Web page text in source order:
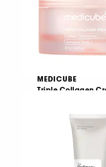
MEDICUBE
Triple Collagen
5
229,00 KR